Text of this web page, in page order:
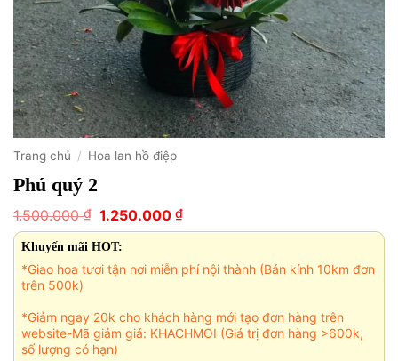
Trang chủ / Hoa lan hồ điệp
Phú quý 2
1.500.000₫ Giá
gốc
là:
1.500.000 ₫.
1.250.000 ₫Giá
hiện
1.250.000 ₫.
Khuyến mãi HOT:
*Giao hoa tươi tận nơi miễn phí nội thành (Bán kính 10km đơn
trên 500k)
*Giảm ngay 20k cho khách hàng mới tạo đơn hàng trên
website-Mã giảm giá: KHACHMOI (Giá trị đơn hàng >600k,
số lượng có hạn)